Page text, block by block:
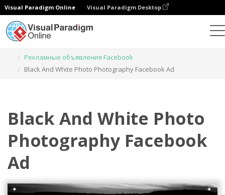
Visual Paradigm Online Visual Paradigm Desktop
Рекламные объявления Facebook
Black And White Photo Photography Facebook Ad
Black And White Photo
Photography Facebook
Ad